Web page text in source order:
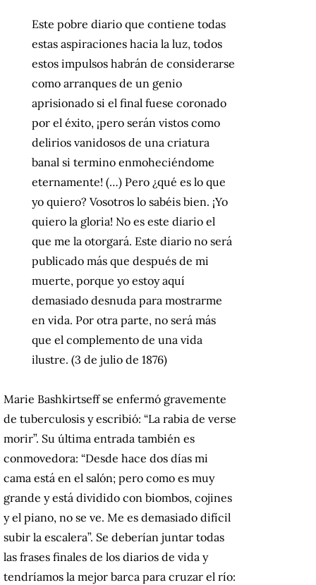
Este pobre diario que contiene todas
estas aspiraciones hacia la luz, todos
estos impulsos habrán de considerarse
como arranques de un genio
aprisionado si el final fuese coronado
por el éxito, ¡pero serán vistos como
delirios vanidosos de una criatura
banal si termino enmoheciéndome
eternamente! (…) Pero ¿qué es lo que
yo quiero? Vosotros lo sabéis bien. ¡Yo
quiero la gloria! No es este diario el
que me la otorgará. Este diario no será
publicado más que después de mi
muerte, porque yo estoy aquí
demasiado desnuda para mostrarme
en vida. Por otra parte, no será más
que el complemento de una vida
ilustre. (3 de julio de 1876)
Marie Bashkirtseff se enfermó gravemente
de tuberculosis y escribió: “La rabia de verse
morir”. Su última entrada también es
conmovedora: “Desde hace dos días mi
cama está en el salón; pero como es muy
grande y está dividido con biombos, cojines
y el piano, no se ve. Me es demasiado difícil
subir la escalera”. Se deberían juntar todas
las frases finales de los diarios de vida y
tendríamos la mejor barca para cruzar el río: